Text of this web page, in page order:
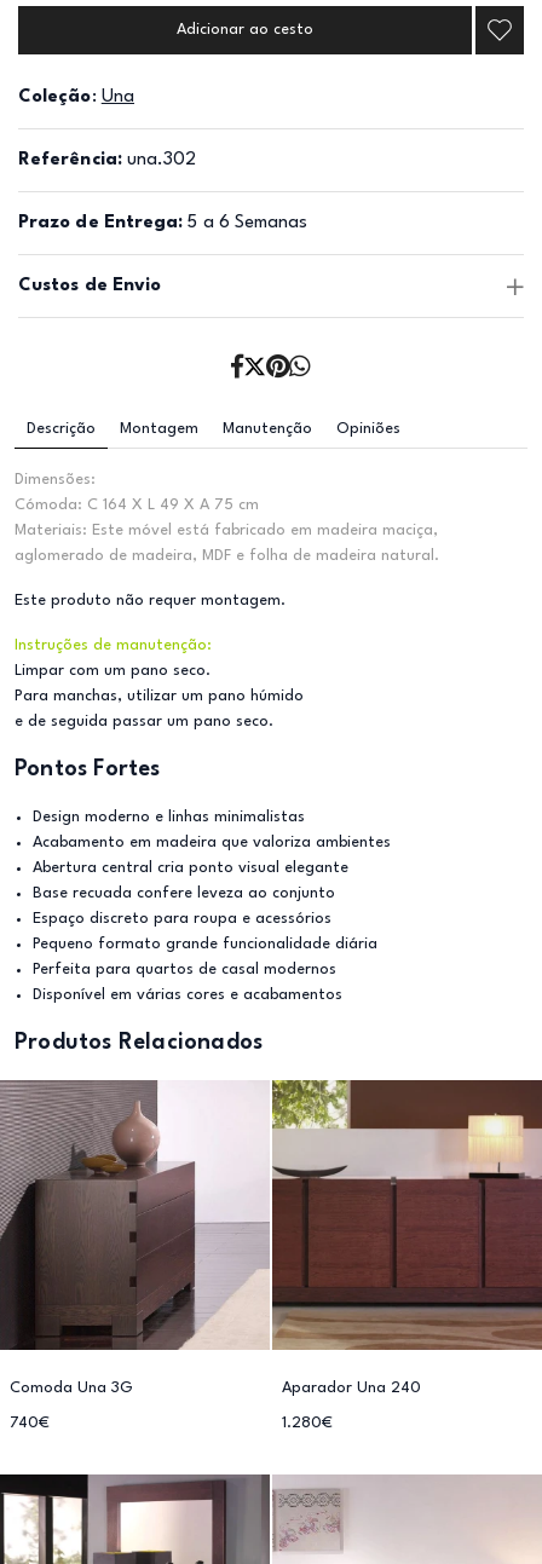
Adicionar ao cesto
Coleção: Una
Referência: una.302
Prazo de Entrega: 5 a 6 Semanas
Custos de Envio
Descrição Montagem Manutenção Opiniões
Dimensões:
Cómoda: C 164 X L 49 X A 75 cm
Materiais: Este móvel está fabricado em madeira maciça,
aglomerado de madeira, MDF e folha de madeira natural.
Este produto não requer montagem.
Instruções de manutenção:
Limpar com um pano seco.
Para manchas, utilizar um pano húmido
e de seguida passar um pano seco.
Pontos Fortes
Design moderno e linhas minimalistas
Acabamento em madeira que valoriza ambientes
Abertura central cria ponto visual elegante
Base recuada confere leveza ao conjunto
Espaço discreto para roupa e acessórios
Pequeno formato grande funcionalidade diária
Perfeita para quartos de casal modernos
Disponível em várias cores e acabamentos
Produtos Relacionados
Comoda Una 3G
740€
Aparador Una 240
1.280€